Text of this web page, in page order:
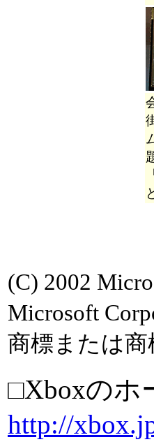
(C) 2002
Microsoft
商標または商
□Xboxのホ
http://